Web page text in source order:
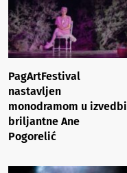
PagArtFestival
nastavljen
monodramom u izvedbi
briljantne Ane
Pogorelić